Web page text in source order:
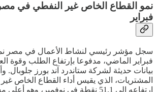
نمو القطاع الخاص غير النفطي في
فبراير
سجل مؤشر رئيسي لنشاط الأعمال في مصر
فبراير الماضي، مدفوعا بإرتفاع الطلب وقوة
بيانات حديثة لشركة ستاندرد آند بورز
المشتريات، الذي يقيس أداء القطاع الخاص
إرتفاعه إلى 51.1 نقطة في نوفمبر، وهو